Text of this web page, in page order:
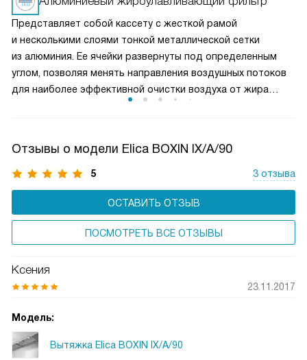
удаление пара и запахов при интенсивной жарке. Это
делает вытяжку универсальным решением для любых
кулинарных задач и сохраняет воздух на кухне свежим
и чистым.
Представляет собой кассету с жесткой рамой
и несколькими слоями тонкой металлической сетки
из алюминия. Ее ячейки развернуты под определенным
углом, позволяя менять направления воздушных потоков
для наиболее эффективной очистки воздуха от жира
Отзывы о модели Elica BOXIN IX/A/90
5 3 отзыва
ОСТАВИТЬ ОТЗЫВ
ПОСМОТРЕТЬ ВСЕ ОТЗЫВЫ
Ксения
23.11.2017
Модель:
Вытяжка Elica BOXIN IX/A/90